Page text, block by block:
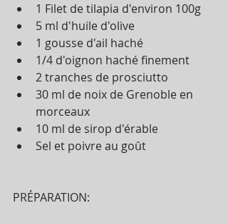
1 Filet de tilapia d'environ 100g
5 ml d'huile d'olive
1 gousse d'ail haché
1/4 d'oignon haché finement
2 tranches de prosciutto
30 ml de noix de Grenoble en
morceaux
10 ml de sirop d'érable
Sel et poivre au goût
PRÉPARATION: